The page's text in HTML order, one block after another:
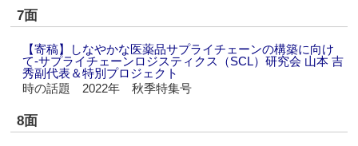
7面
【寄稿】しなやかな医薬品サプライチェーンの構築に向け
て‐サプライチェーンロジスティクス（SCL）研究会 山本 吉
秀副代表＆特別プロジェクト
時の話題 2022年 秋季特集号
8面